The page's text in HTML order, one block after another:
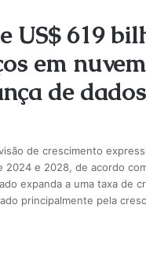
US$ 619
em
de
de crescimento
2024 e 2028, de acordo
expanda a uma taxa de
principalmente pela